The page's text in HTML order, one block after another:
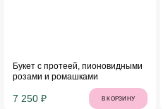
Букет с протеей, пионовидными
розами и ромашками
7 250 ₽ В КОРЗИНУ